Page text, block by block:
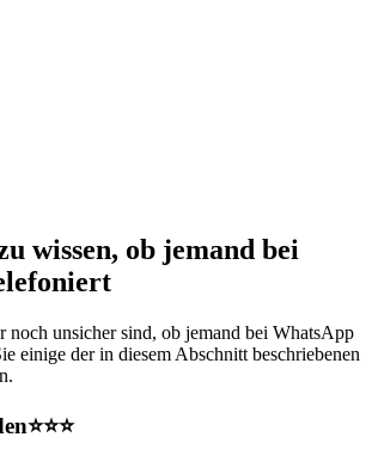
wissen, ob jemand bei
noch unsicher sind, ob jemand bei WhatsApp
einige der in diesem Abschnitt beschriebenen